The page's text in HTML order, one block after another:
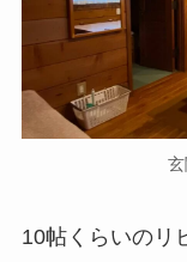
10帖くらいのリ